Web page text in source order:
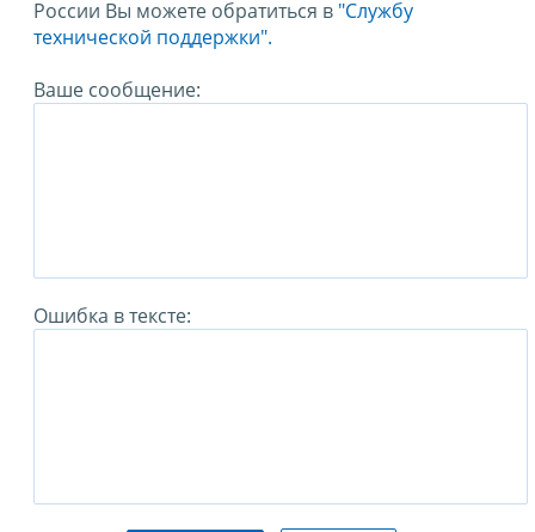
России Вы можете обратиться в "Службу
технической поддержки".
Ваше сообщение:
Ошибка в тексте: